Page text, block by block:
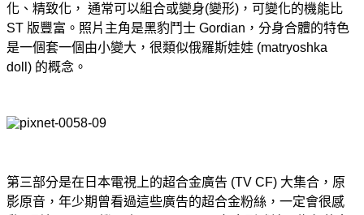
化、精致化， 通常可以組合或變身(變形)，可變化的機能比
ST 版豐富。照片主角是黑豹鬥士 Gordian，分身合體的特色
是一個套一個由小變大，很類似俄羅斯娃娃 (matryoshka
doll) 的概念。
第三部分是在日本電視上的超合金廣告 (TV CF) 大集合，原
影原音，年少期曾看過這些廣告的超合金粉絲，一定會很感